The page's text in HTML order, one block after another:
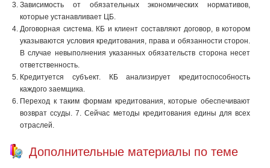
Зависимость от обязательных экономических нормативов,
которые устанавливает ЦБ.
Договорная система. КБ и клиент составляют договор, в котором
указываются условия кредитова­ния, права и обязанности сторон.
В случае невыполнения указанных обязательств сторона несет
ответственность.
Кредитуется субъект. КБ анализирует кредитоспособность
каждого заемщика.
Переход к та­ким формам кредитования, которые обеспечивают
возврат ссуды. 7. Сей­час методы кредитования едины для всех
отраслей.
Дополнительные материалы по теме